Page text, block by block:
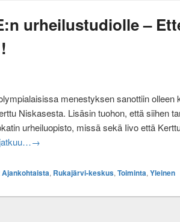
urheilustudiolle –
menestyksen sanottiin olleen
Niskasesta. Lisäsin tuohon, että siihen
urheiluopisto, missä sekä Iivo että
Kiitos YLE:n urheilustudiolle – Ettei
→
Ajankohtaista, Rukajärvi-keskus, Toiminta, Yleinen